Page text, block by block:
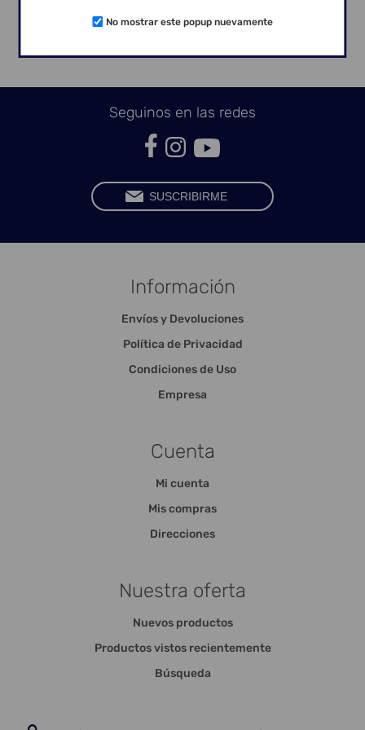
Torque de instalación: 30 Ncm.
Seguinos en las redes
Información
Envíos y Devoluciones
Política de Privacidad
Condiciones de Uso
Empresa
Cuenta
Mi cuenta
Mis compras
Direcciones
Nuestra oferta
Nuevos productos
Productos vistos recientemente
Búsqueda
No mostrar este popup nuevamente